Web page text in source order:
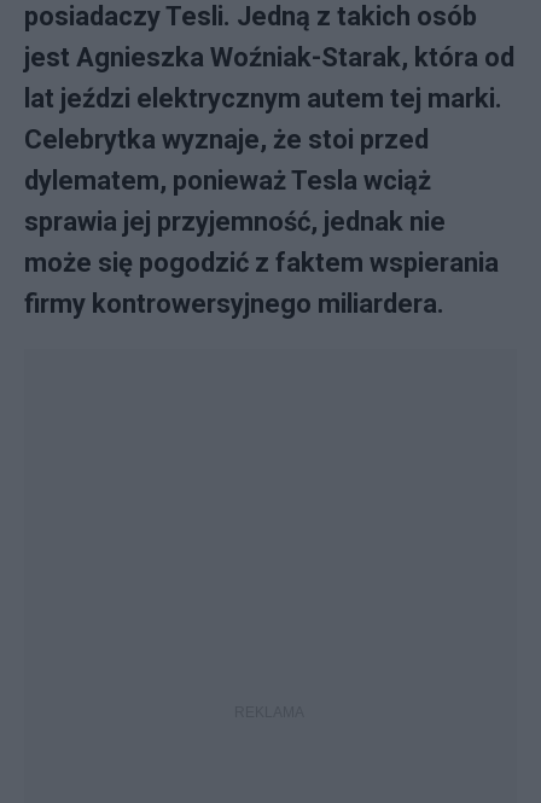
posiadaczy Tesli. Jedną z takich osób
jest Agnieszka Woźniak-Starak, która od
lat jeździ elektrycznym autem tej marki.
Celebrytka wyznaje, że stoi przed
dylematem, ponieważ Tesla wciąż
sprawia jej przyjemność, jednak nie
może się pogodzić z faktem wspierania
firmy kontrowersyjnego miliardera.